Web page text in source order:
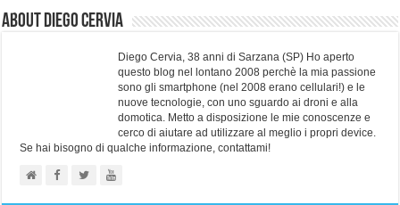
About Diego Cervia
Diego Cervia, 38 anni di Sarzana (SP) Ho aperto
questo blog nel lontano 2008 perchè la mia passione
sono gli smartphone (nel 2008 erano cellulari!) e le
nuove tecnologie, con uno sguardo ai droni e alla
domotica. Metto a disposizione le mie conoscenze e
cerco di aiutare ad utilizzare al meglio i propri device.
Se hai bisogno di qualche informazione, contattami!